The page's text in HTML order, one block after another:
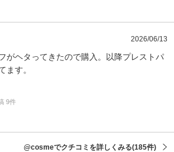
2026/06/13
がヘタってきたので購入。以降プレストパ
ます。
9件
@cosmeでクチコミを詳しくみる(185件)